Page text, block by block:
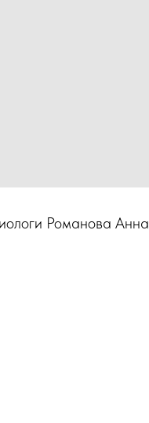
Романова Анна